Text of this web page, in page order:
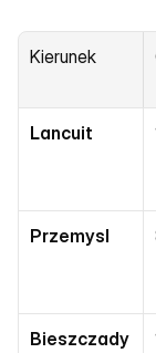
Kierunek
Lancuit
Przemysl
Bieszczady